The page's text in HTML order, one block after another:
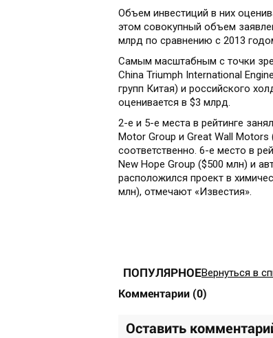
Объем инвестиций в них
этом совокупный объем
млрд по сравнению с 2013
Самым масштабным с точки
China Triumph International
групп Китая) и российского
оценивается в $3 млрд.
2-е и 5-е места в рейтинге
Motor Group и Great Wall
соответственно. 6-е место в
New Hope Group ($500 млн) и
расположился проект в
млн), отмечают «Известия».
ПОПУЛЯРНОЕВернуться в
Комментарии (0)
Оставить